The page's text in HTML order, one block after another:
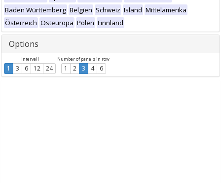
Baden Württemberg Belgien Schweiz Island Mittelamerika
Österreich Osteuropa Polen Finnland
Options
Intervall
1 3 6 12 24
Number of panels in row
1 2 3 4 6